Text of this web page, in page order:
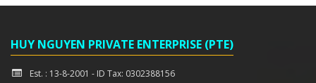
HUY NGUYEN PRIVATE ENTERPRISE (PTE)
Est. : 13-8-2001 - ID Tax: 0302388156